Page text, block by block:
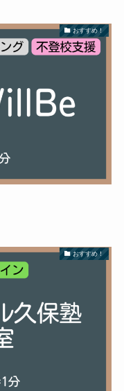
おすすめ！
おすすめ！